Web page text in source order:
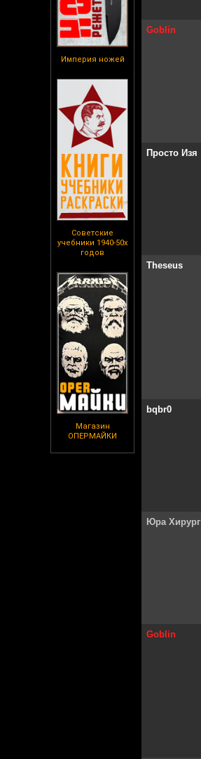
Империя ножей
Советские
учебники 1940-50х
годов
Магазин
ОПЕРМАЙКИ
Goblin
Просто Изя
Theseus
bqbr0
Юра Хирург
Goblin